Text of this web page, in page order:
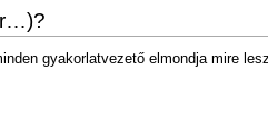
gyakorlatvezető elmondja mire